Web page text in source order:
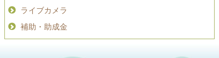
ライブカメラ
補助・助成金